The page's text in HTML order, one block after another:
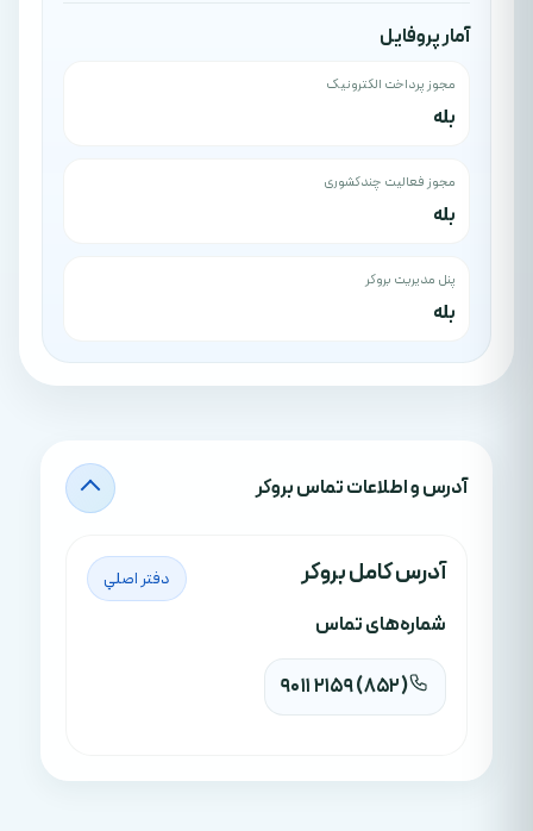
آمار پروفایل
مجوز پرداخت الکترونیک
بله
مجوز فعالیت چندکشوری
بله
پنل مدیریت بروکر
بله
آدرس‌ و اطلاعات تماس بروکر
آدرس کامل بروکر دفتر اصلي
شماره‌های تماس
(852) 2159 9011